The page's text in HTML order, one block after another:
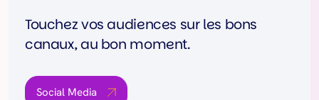
Touchez vos audiences sur les bons
canaux, au bon moment.
Social Media